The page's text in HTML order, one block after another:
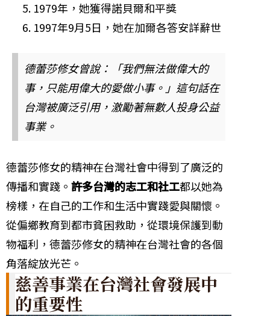
1979年，她獲得諾貝爾和平獎
1997年9月5日，她在加爾各答安詳辭世
德蕾莎修女曾說：「我們無法做偉大的
事，只能用偉大的愛做小事。」這句話在
台灣被廣泛引用，激勵著無數人投身公益
事業。
德蕾莎修女的精神在台灣社會中得到了廣泛的
傳播和實踐。 許多台灣的志工和社工都以她為
榜樣，在自己的工作和生活中實踐愛與關懷。
從偏鄉教育到都市貧困救助，從環境保護到動
物福利，德蕾莎修女的精神在台灣社會的各個
角落綻放光芒。
慈善事業在台灣社會發展中
的重要性